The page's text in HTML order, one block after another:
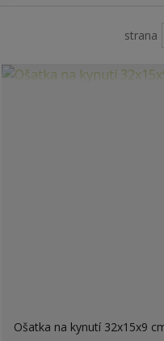
strana
Ošatka na kynutí 32x15x9